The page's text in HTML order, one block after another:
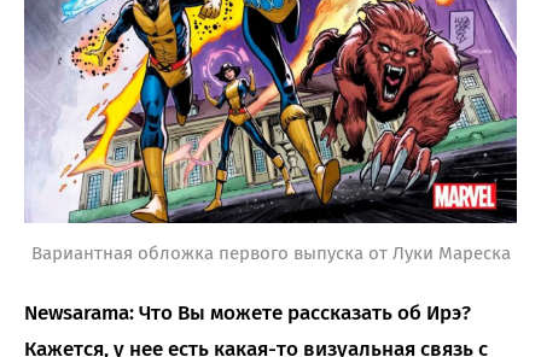
Вариантная обложка первого выпуска от Луки Мареска
Newsarama: Что Вы можете рассказать об Ирэ?
Кажется, у нее есть какая-то визуальная связь с